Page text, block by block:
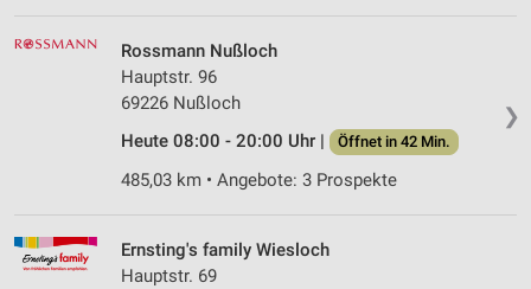
❯
Rossmann Nußloch
Hauptstr. 96
69226 Nußloch
Heute 08:00 - 20:00 Uhr |
Öffnet in 42 Min.
485,03 km • Angebote: 3 Prospekte
Ernsting's family Wiesloch
Hauptstr. 69